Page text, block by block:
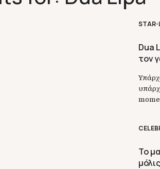
STAR-
Dua
τον
στην
Το